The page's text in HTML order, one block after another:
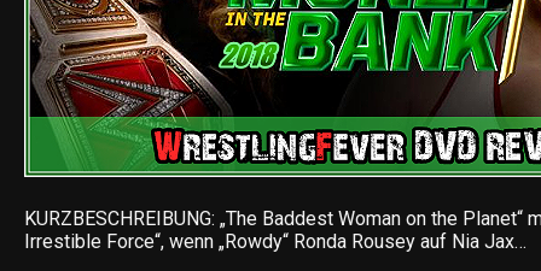
KURZBESCHREIBUNG: „The Baddest Woman on the Planet“
Irrestible Force“, wenn „Rowdy“ Ronda Rousey auf Nia Jax…